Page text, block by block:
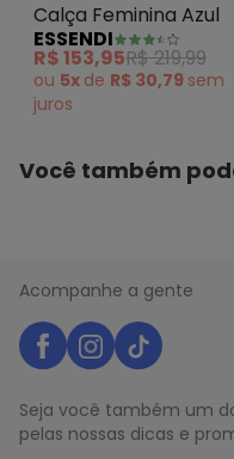
Calça Feminina Azul
ESSENDI
R$ 153,95R$ 219,99
ou 5x de R$ 30,79 sem
juros
Você também
Acompanhe a gente
Seja você também um
pelas nossas dicas e